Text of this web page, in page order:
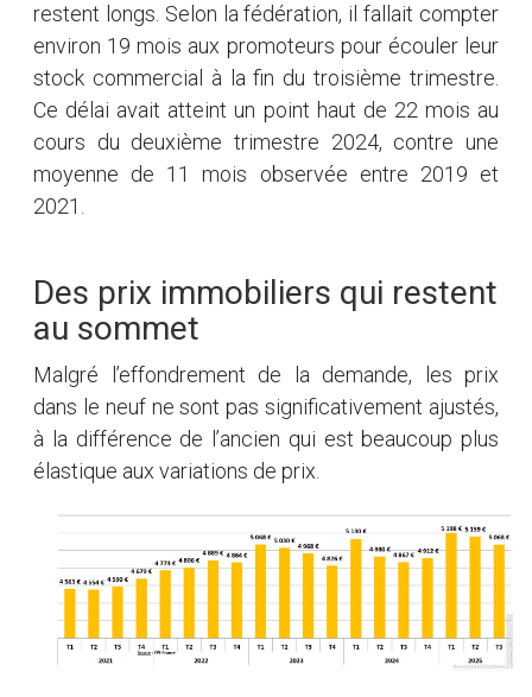
restent longs. Selon la fédération, il fallait compter
environ 19 mois aux promoteurs pour écouler leur
stock commercial à la fin du troisième trimestre.
Ce délai avait atteint un point haut de 22 mois au
cours du deuxième trimestre 2024, contre une
moyenne de 11 mois observée entre 2019 et
2021.
Des prix immobiliers qui restent
au sommet
Malgré l’effondrement de la demande, les prix
dans le neuf ne sont pas significativement ajustés,
à la différence de l’ancien qui est beaucoup plus
élastique aux variations de prix.